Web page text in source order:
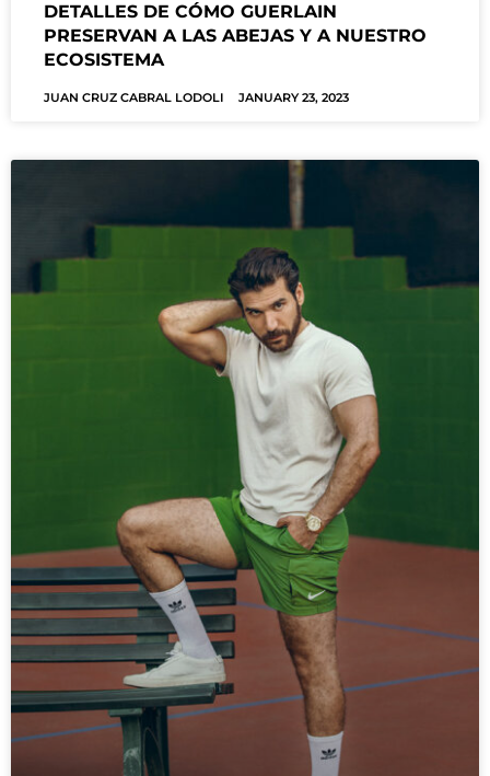
DETALLES DE CÓMO GUERLAIN
PRESERVAN A LAS ABEJAS Y A NUESTRO
ECOSISTEMA
JUAN CRUZ CABRAL LODOLI JANUARY 23, 2023